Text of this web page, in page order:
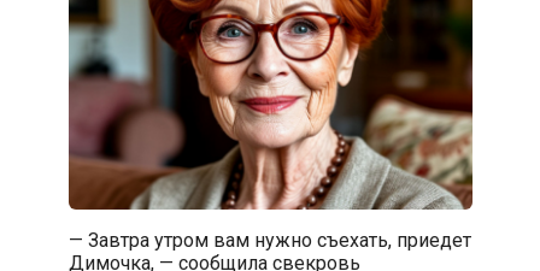
— Завтра утром вам нужно съехать, приедет
Димочка, — сообщила свекровь